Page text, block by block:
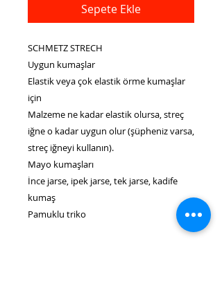
Sepete Ekle
SCHMETZ STRECH
Uygun kumaşlar
Elastik veya çok elastik örme kumaşlar
için
Malzeme ne kadar elastik olursa, streç
iğne o kadar uygun olur (şüpheniz varsa,
streç iğneyi kullanın).
Mayo kumaşları
İnce jarse, ipek jarse, tek jarse, kadife
kumaş
Pamuklu triko